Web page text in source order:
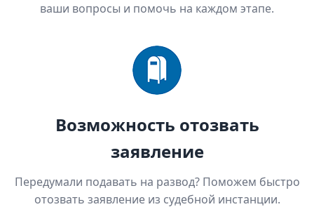
ваши вопросы и помочь на каждом этапе.
Возможность отозвать
заявление
Передумали подавать на развод? Поможем быстро
отозвать заявление из судебной инстанции.